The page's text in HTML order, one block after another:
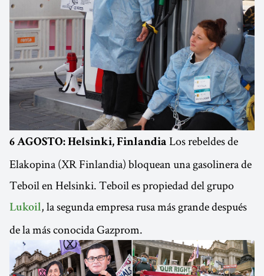
6 AGOSTO: Helsinki, Finlandia Los rebeldes de
Elakopina (XR Finlandia) bloquean una gasolinera de
Teboil en Helsinki. Teboil es propiedad del grupo
Lukoil, la segunda empresa rusa más grande después
de la más conocida Gazprom.